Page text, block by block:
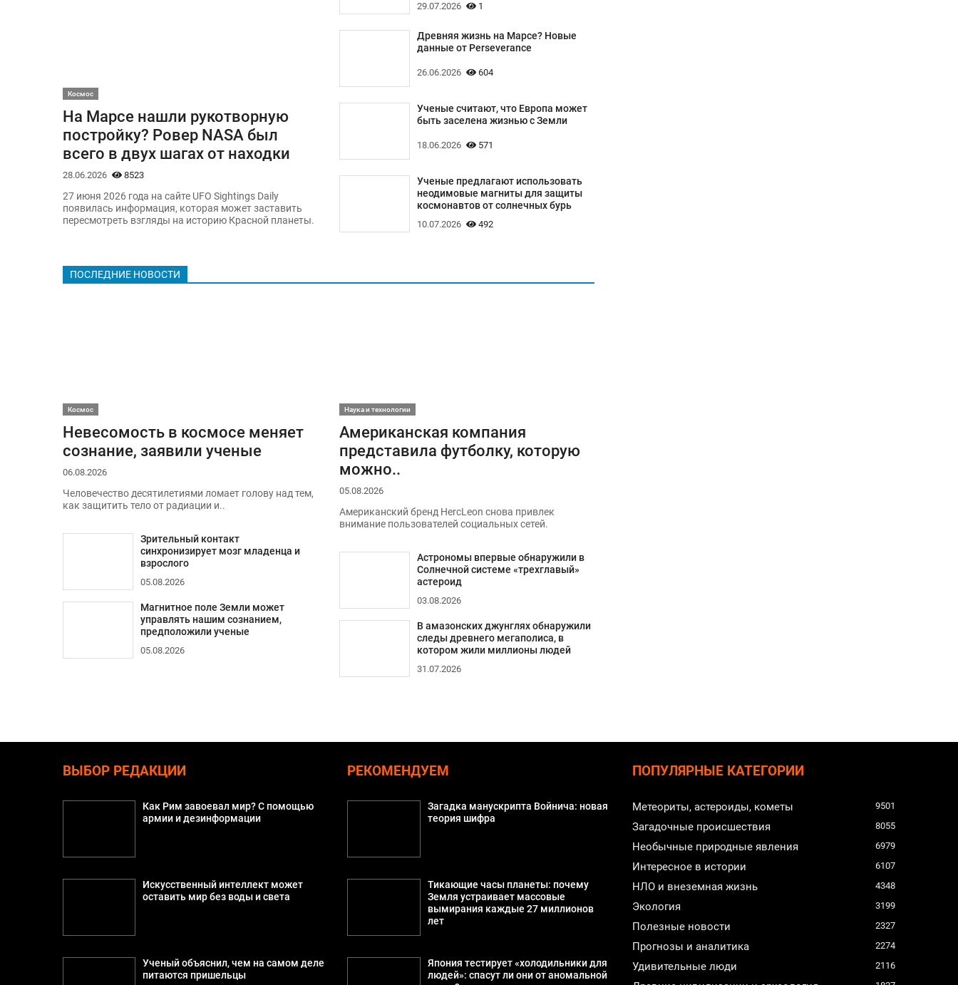
Космос
На Марсе нашли рукотворную
постройку? Ровер NASA был
всего в двух шагах от находки
28.06.2026 8523
27 июня 2026 года на сайте UFO Sightings Daily
появилась информация, которая может заставить
пересмотреть взгляды на историю Красной планеты.
29.07.2026 1
Древняя жизнь на Марсе? Новые
данные от Perseverance
26.06.2026 604
Ученые считают, что Европа может
быть заселена жизнью с Земли
18.06.2026 571
Ученые предлагают использовать
неодимовые магниты для защиты
космонавтов от солнечных бурь
10.07.2026 492
ПОСЛЕДНИЕ НОВОСТИ
Космос
Невесомость в космосе меняет
сознание, заявили ученые
06.08.2026
Человечество десятилетиями ломает голову над тем,
как защитить тело от радиации и..
Зрительный контакт
синхронизирует мозг младенца и
взрослого
05.08.2026
Магнитное поле Земли может
управлять нашим сознанием,
предположили ученые
05.08.2026
Наука и технологии
Американская компания
представила футболку, которую
можно..
05.08.2026
Американский бренд HercLeon снова привлек
внимание пользователей социальных сетей.
Астрономы впервые обнаружили в
Солнечной системе «трехглавый»
астероид
03.08.2026
В амазонских джунглях обнаружили
следы древнего мегаполиса, в
котором жили миллионы людей
31.07.2026
ВЫБОР РЕДАКЦИИ
Как Рим завоевал мир? С помощью
армии и дезинформации
Искусственный интеллект может
оставить мир без воды и света
Ученый объяснил, чем на самом деле
питаются пришельцы
РЕКОМЕНДУЕМ
Загадка манускрипта Войнича: новая
теория шифра
Тикающие часы планеты: почему
Земля устраивает массовые
вымирания каждые 27 миллионов
лет
Япония тестирует «холодильники для
людей»: спасут ли они от аномальной
ПОПУЛЯРНЫЕ КАТЕГОРИИ
Метеориты, астероиды, кометы 9501
Загадочные происшествия 8055
Необычные природные явления 6979
Интересное в истории 6107
НЛО и внеземная жизнь 4348
Экология 3199
Полезные новости 2327
Прогнозы и аналитика 2274
Удивительные люди 2116